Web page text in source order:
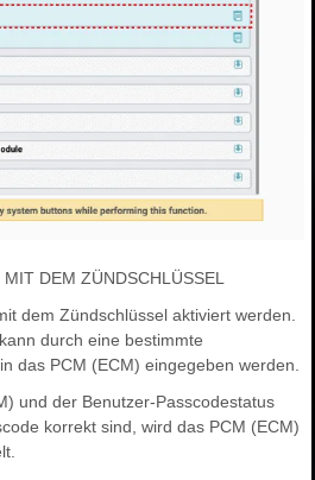
DEM ZÜNDSCHLÜSSEL
dem Zündschlüssel aktiviert werden.
durch eine bestimmte
das PCM (ECM) eingegeben werden.
und der Benutzer-Passcodestatus
korrekt sind, wird das PCM (ECM)